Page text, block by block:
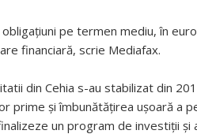
pe termen mediu, în
financiară, scrie Mediafax.
din Cehia s-au stabilizat din
prime şi îmbunătăţirea uşoară a
un program de investiţii şi